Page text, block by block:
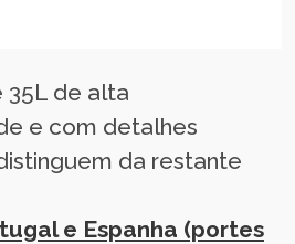
35L de alta
e com detalhes
da restante
e Espanha (portes